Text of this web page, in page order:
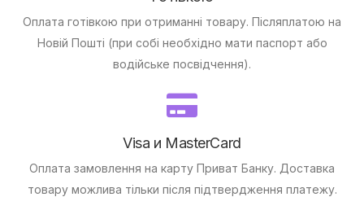
Оплата готівкою при отриманні товару. Післяплатою на
Новій Пошті (при собі необхідно мати паспорт або
водійське посвідчення).
Visa и MasterCard
Оплата замовлення на карту Приват Банку. Доставка
товару можлива тільки після підтвердження платежу.